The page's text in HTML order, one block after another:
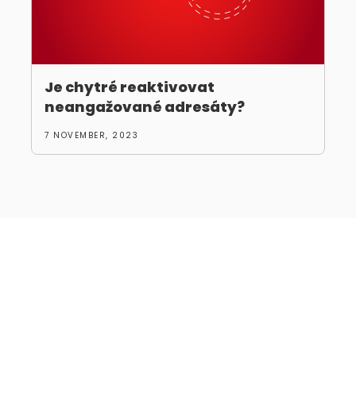
Je chytré reaktivovat
neangažované adresáty?
7 NOVEMBER, 2023